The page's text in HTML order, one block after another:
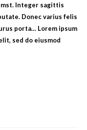
Integer sagittis
Donec varius felis
porta… Lorem ipsum
sed do eiusmod